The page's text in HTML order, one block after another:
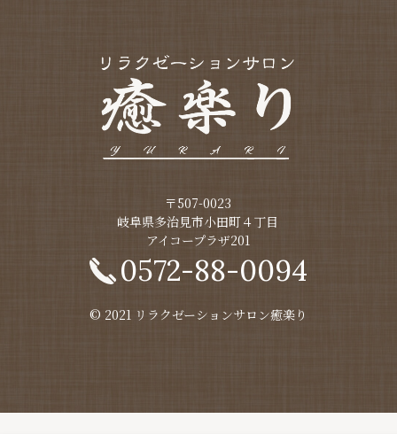
〒507-0023
​​​​​​​岐阜県多治見市小田町４丁目
アイコープラザ201
0572-88-0094
© 2021 リラクゼーションサロン癒楽り